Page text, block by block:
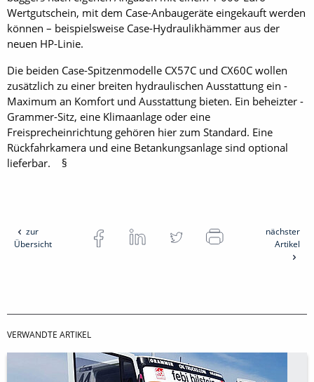
Wertgutschein, mit dem Case-Anbaugeräte eingekauft werden
können – beispielsweise Case-Hydraulikhämmer aus der
neuen HP-Linie.
Die beiden Case-Spitzenmodelle CX57C und CX60C wollen
zusätzlich zu einer breiten hydraulischen Ausstattung ein ­
Maximum an Komfort und Aus­stattung bieten. Ein beheizter ­
Grammer-Sitz, eine Klimaanlage oder eine
Freisprecheinrichtung gehören hier zum Standard. Eine
Rückfahrkamera und eine Betankungsanlage sind optional
lieferbar. §
zur
Übersicht
nächster
Artikel
VERWANDTE ARTIKEL